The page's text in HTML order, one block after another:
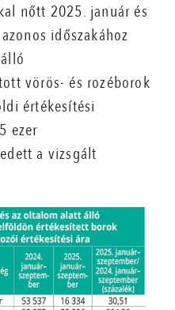
nőtt 2025. január és
időszakához
vörös- és rozéborok
értékesítési
ezer
a vizsgált